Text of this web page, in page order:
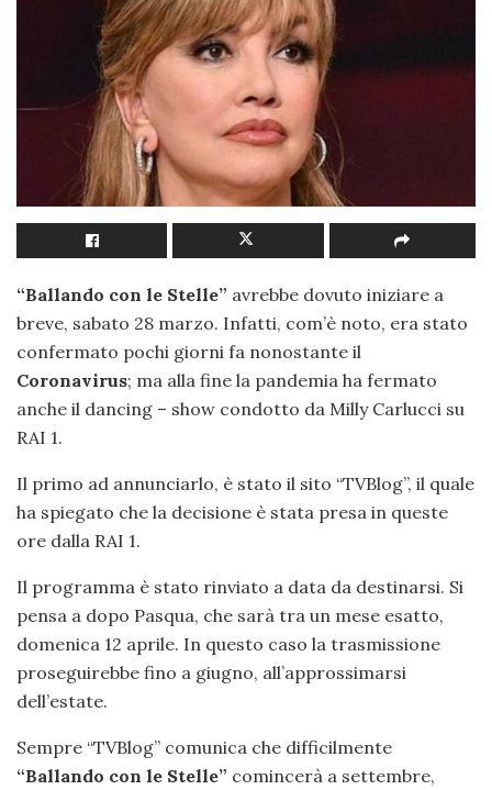
“Ballando con le Stelle” avrebbe dovuto iniziare a
breve, sabato 28 marzo. Infatti, com’è noto, era stato
confermato pochi giorni fa nonostante il
Coronavirus; ma alla fine la pandemia ha fermato
anche il dancing – show condotto da Milly Carlucci su
RAI 1.
Il primo ad annunciarlo, è stato il sito “TVBlog”, il quale
ha spiegato che la decisione è stata presa in queste
ore dalla RAI 1.
Il programma è stato rinviato a data da destinarsi. Si
pensa a dopo Pasqua, che sarà tra un mese esatto,
domenica 12 aprile. In questo caso la trasmissione
proseguirebbe fino a giugno, all’approssimarsi
dell’estate.
Sempre “TVBlog” comunica che difficilmente
“Ballando con le Stelle” comincerà a settembre,